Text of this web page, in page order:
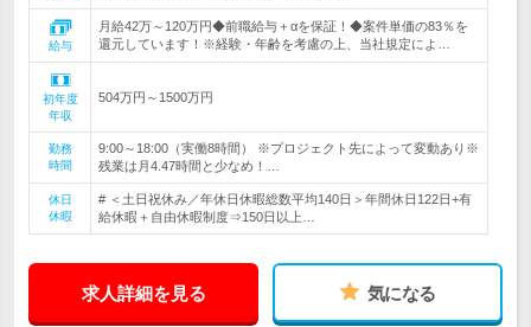
給与
月給42万～120万円◆前職給与＋αを保証！◆案件単価の83％を
還元しています！※経験・年齢を考慮の上、当社規定によ…
初年度
年収
504万円～1500万円
勤務
時間
9:00～18:00（実働8時間） ※プロジェクト先によって変動あり※
残業は月4.47時間と少なめ！…
休日
休暇
# ＜土日祝休み／年休日休暇総数平均140日＞年間休日122日+有
給休暇＋自由休暇制度⇒150日以上…
求人詳細を見る 気になる